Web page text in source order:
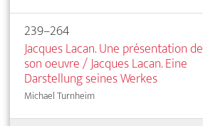
239–264
Jacques Lacan. Une présentation de
son oeuvre / Jacques Lacan. Eine
Darstellung seines Werkes
Michael Turnheim